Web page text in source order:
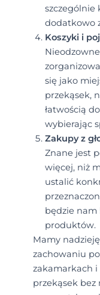
szczególnie
dodatkowo
Koszyki i
się jako
przekąsek,
łatwością
wybierając
Zakupy z
Znane jest
więcej, niż
ustalić
będzie nam
produktów.
Mamy
zachowaniu
zakamarkach i
przekąsek bez